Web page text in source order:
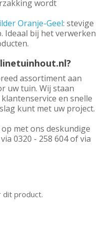
wordt
Oranje-Geel: stevige
Ideaal bij het verwerken
assortiment aan
uw tuin. Wij staan
en snelle
kunt met uw project.
met ons deskundige
0320 - 258 604 of via
dit product.